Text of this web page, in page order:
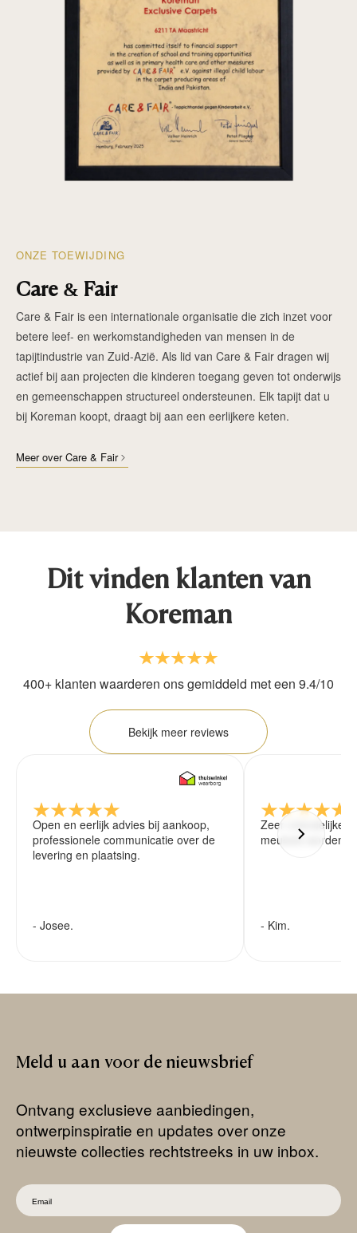
ONZE TOEWIJDING
Care & Fair
Care & Fair is een internationale organisatie die zich inzet voor
betere leef- en werkomstandigheden van mensen in de
tapijtindustrie van Zuid-Azië. Als lid van Care & Fair dragen wij
actief bij aan projecten die kinderen toegang geven tot onderwijs
en gemeenschappen structureel ondersteunen. Elk tapijt dat u
bij Koreman koopt, draagt bij aan een eerlijkere keten.
Meer over Care & Fair
Dit vinden klanten van
Koreman
400+ klanten waarderen ons gemiddeld met een 9.4/10
Bekijk meer reviews
Open en eerlijk advies bij aankoop,
professionele communicatie over de
levering en plaatsing.
- Josee.
Zeer vriendelijke
meubels worden
- Kim.
Meld u aan voor de nieuwsbrief
Ontvang exclusieve aanbiedingen,
ontwerpinspiratie en updates over onze
nieuwste collecties rechtstreeks in uw inbox.